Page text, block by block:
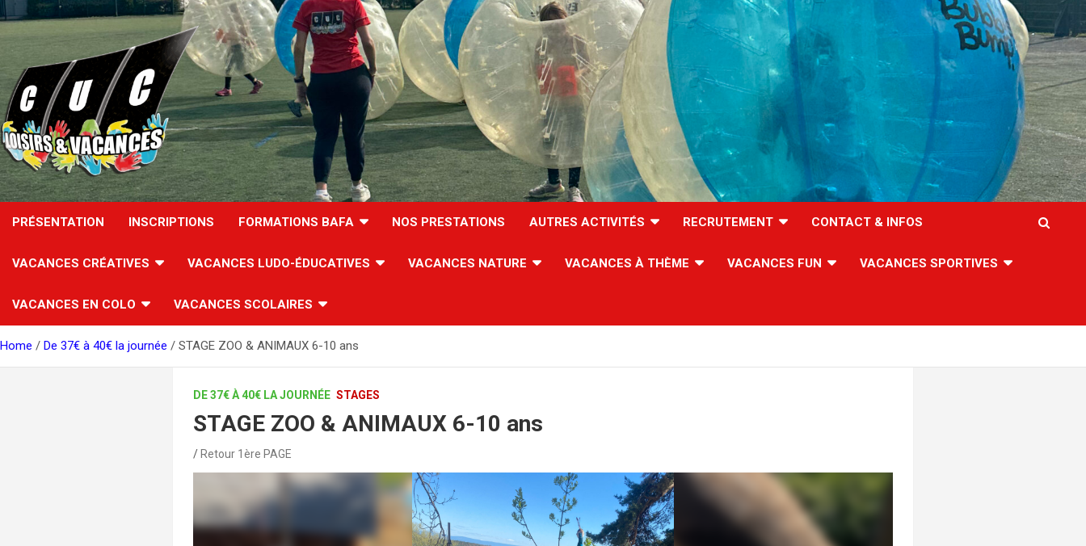
Skip
to
content
PRÉSENTATION INSCRIPTIONS FORMATIONS BAFA NOS PRESTATIONS AUTRES ACTIVITÉS RECRUTEMENT CONTACT & INFOS
VACANCES CRÉATIVES VACANCES LUDO-ÉDUCATIVES VACANCES NATURE VACANCES À THÈME VACANCES FUN VACANCES SPORTIVES
VACANCES EN COLO VACANCES SCOLAIRES
Home De 37€ à 40€ la journée STAGE ZOO & ANIMAUX 6-10 ans
DE 37€ À 40€ LA JOURNÉE STAGES
STAGE ZOO & ANIMAUX 6-10 ans
Retour 1ère PAGE